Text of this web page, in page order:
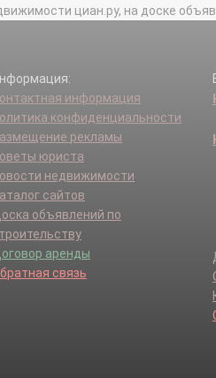
циан.ру, на доске
информация
конфиденциальности
рекламы
юриста
недвижимости
сайтов
объявлений по
аренды
связь